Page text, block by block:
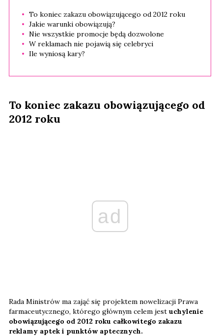
To koniec zakazu obowiązującego od 2012 roku
Jakie warunki obowiązują?
Nie wszystkie promocje będą dozwolone
W reklamach nie pojawią się celebryci
Ile wyniosą kary?
To koniec zakazu obowiązującego od
2012 roku
ad
Rada Ministrów ma zająć się projektem nowelizacji Prawa
farmaceutycznego, którego głównym celem jest uchylenie
obowiązującego od 2012 roku całkowitego zakazu
reklamy aptek i punktów aptecznych.